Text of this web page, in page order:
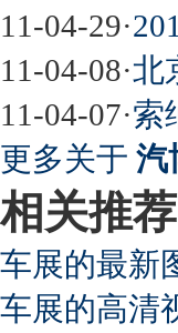
11-04-29·
11-04-08·北
11-04-07·索
更多关于 汽
相关推荐
车展的最新
车展的高清